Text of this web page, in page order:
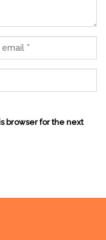
browser for the next